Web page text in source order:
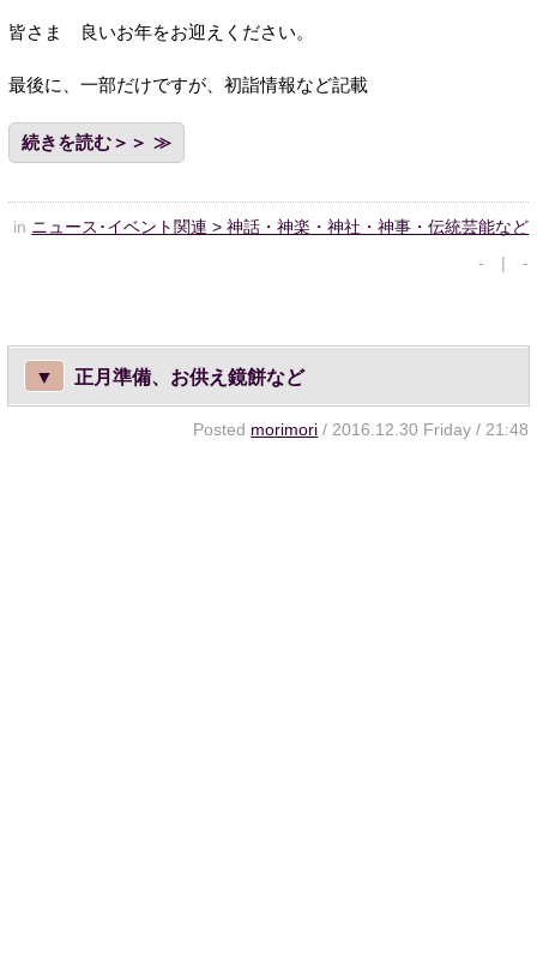
皆さま 良いお年をお迎えください。
最後に、一部だけですが、初詣情報など記載
続きを読む＞＞
in ニュース･イベント関連 > 神話・神楽・神社・神事・伝統芸能など
- | -
▼ 正月準備、お供え鏡餅など
Posted morimori / 2016.12.30 Friday / 21:48